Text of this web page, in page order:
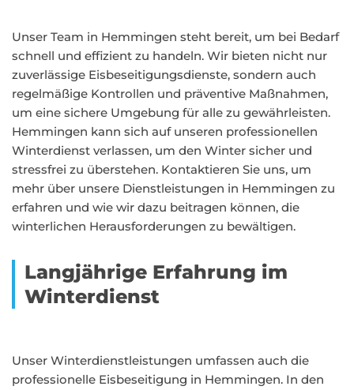
Unser Team in Hemmingen steht bereit, um bei Bedarf
schnell und effizient zu handeln. Wir bieten nicht nur
zuverlässige Eisbeseitigungsdienste, sondern auch
regelmäßige Kontrollen und präventive Maßnahmen,
um eine sichere Umgebung für alle zu gewährleisten.
Hemmingen kann sich auf unseren professionellen
Winterdienst verlassen, um den Winter sicher und
stressfrei zu überstehen. Kontaktieren Sie uns, um
mehr über unsere Dienstleistungen in Hemmingen zu
erfahren und wie wir dazu beitragen können, die
winterlichen Herausforderungen zu bewältigen.
Langjährige Erfahrung im
Winterdienst
Unser Winterdienstleistungen umfassen auch die
professionelle Eisbeseitigung in Hemmingen. In den